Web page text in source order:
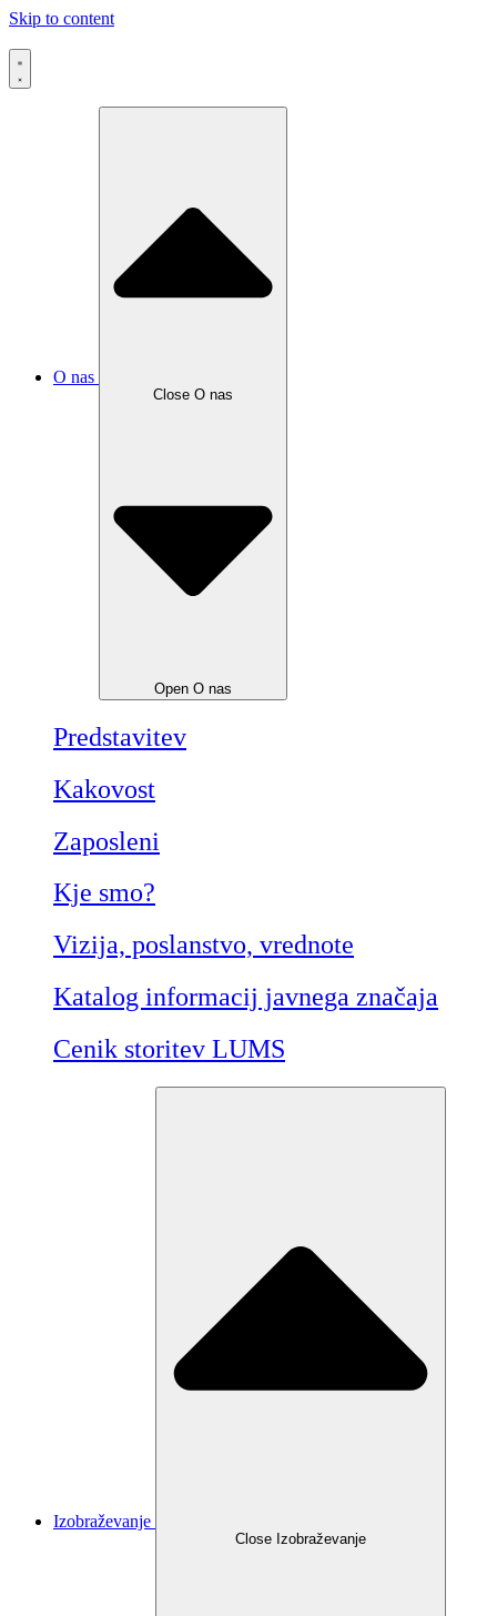
Skip to content
O nas
Close O nas
Open O nas
Predstavitev
Kakovost
Zaposleni
Kje smo?
Vizija, poslanstvo, vrednote
Katalog informacij javnega značaja
Cenik storitev LUMS
Izobraževanje
Close Izobraževanje